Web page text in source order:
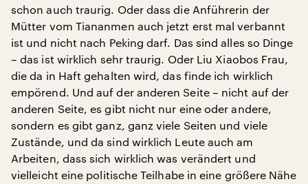
schon auch traurig. Oder dass die Anführerin der
Mütter vom Tiananmen auch jetzt erst mal verbannt
ist und nicht nach Peking darf. Das sind alles so Dinge
– das ist wirklich sehr traurig. Oder Liu Xiaobos Frau,
die da in Haft gehalten wird, das finde ich wirklich
empörend. Und auf der anderen Seite – nicht auf der
anderen Seite, es gibt nicht nur eine oder andere,
sondern es gibt ganz, ganz viele Seiten und viele
Zustände, und da sind wirklich Leute auch am
Arbeiten, dass sich wirklich was verändert und
vielleicht eine politische Teilhabe in eine größere Nähe